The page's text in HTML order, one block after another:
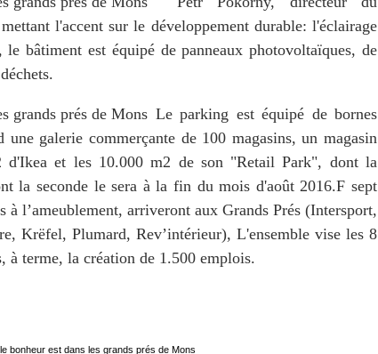
l'accent sur le développement durable: l'éclairage
bâtiment est équipé de panneaux photovoltaïques, de
Le parking est équipé de bornes
galerie commerçante de 100 magasins, un magasin
d'Ikea et les 10.000 m2 de son "Retail Park", dont la
la seconde le sera à la fin du mois d'août 2016.F sept
à l’ameublement, arriveront aux Grands Prés (Intersport,
Krëfel, Plumard, Rev’intérieur), L'ensemble vise les 8
terme, la création de 1.500 emplois.